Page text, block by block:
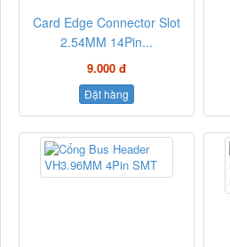
Card Edge Connector Slot
2.54MM 14Pin...
9.000 đ
Đặt hàng